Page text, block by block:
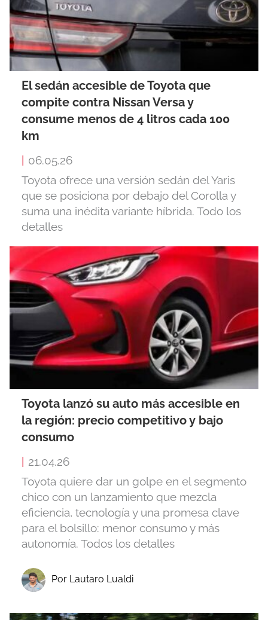
El sedán accesible de Toyota que
compite contra Nissan Versa y
consume menos de 4 litros cada 100
km
| 06.05.26
Toyota ofrece una versión sedán del Yaris
que se posiciona por debajo del Corolla y
suma una inédita variante híbrida. Todo los
detalles
Toyota lanzó su auto más accesible en
la región: precio competitivo y bajo
consumo
21.04.26
Toyota quiere dar un golpe en el segmento
chico con un lanzamiento que mezcla
eficiencia, tecnología y una promesa clave
para el bolsillo: menor consumo y más
autonomía. Todos los detalles
Por Lautaro Lualdi